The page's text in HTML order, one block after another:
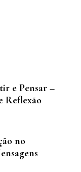
e Pensar –
Reflexão
no